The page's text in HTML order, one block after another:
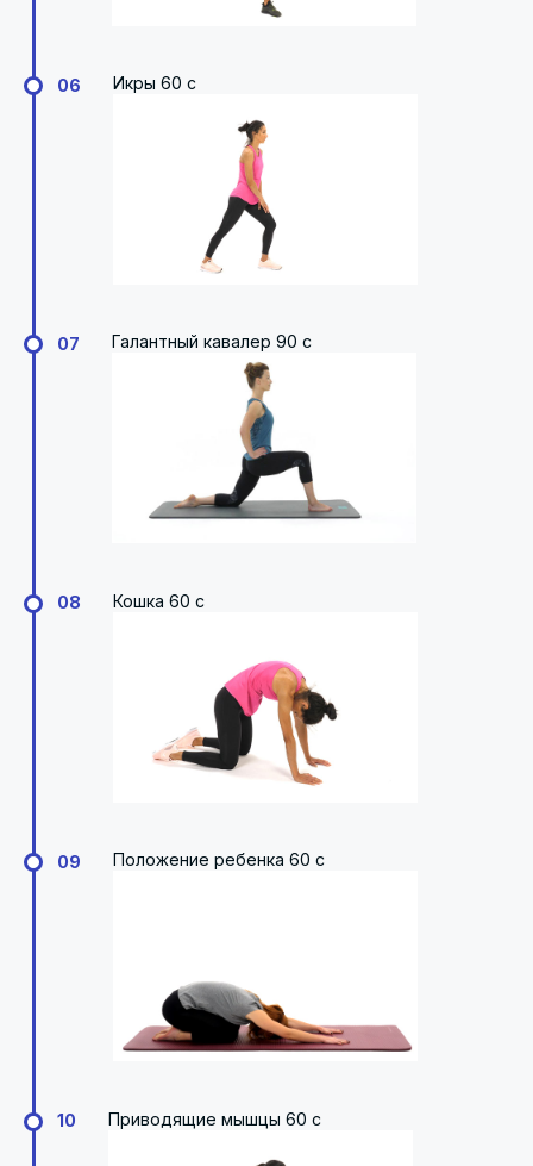
06 Икры 60 с
07 Галантный кавалер 90 с
08 Кошка 60 с
09 Положение ребенка 60 с
10 Приводящие мышцы 60 с